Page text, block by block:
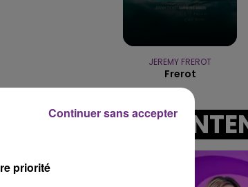
14h00 - 15h00
LA RADIO POP
JEREMY FREROT
Frerot
A
priorité
Continuer sans accepter